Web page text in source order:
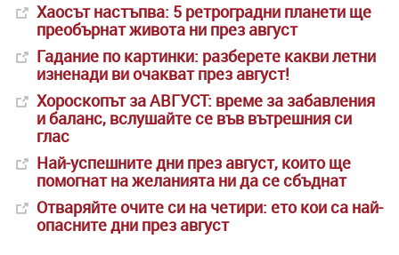
Хаосът настъпва: 5 ретроградни планети ще
преобърнат живота ни през август
Гадание по картинки: разберете какви летни
изненади ви очакват през август!
Хороскопът за АВГУСТ: време за забавления
и баланс, вслушайте се във вътрешния си
глас
Най-успешните дни през август, които ще
помогнат на желанията ни да се сбъднат
Отваряйте очите си на четири: ето кои са най-
опасните дни през август